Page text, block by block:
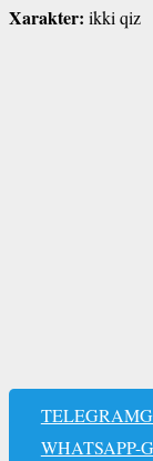
Xarakter: ikki qiz